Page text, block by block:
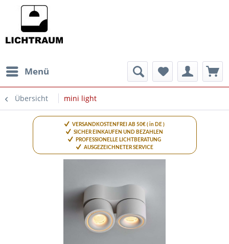
Menü
Übersicht mini light
VERSANDKOSTENFREI AB 50€ ( in DE )
SICHER EINKAUFEN UND BEZAHLEN
PROFESSIONELLE LICHTBERATUNG
AUSGEZEICHNETER SERVICE